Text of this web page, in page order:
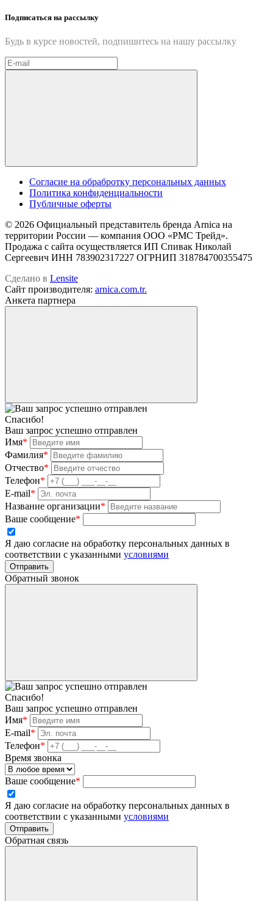
Подписаться на рассылку
Будь в курсе новостей, подпишитесь на нашу рассылку
Cогласие на обрабротку персональных данных
Политика конфиденциальности
Публичные оферты
© 2026 Официальный представитель бренда Arnica на
территории России — компания OOO «РМС Трейд».
Продажа с сайта осуществляется ИП Спивак Николай
Сергеевич ИНН 783902317227 ОГРНИП 318784700355475
Сделано в Lensite
Сайт производителя: arnica.com.tr.
Анкета партнера
Спасибо!
Ваш запрос успешно отправлен
Имя*
Фамилия*
Отчество*
Телефон*
E-mail*
Название организации*
Ваше сообщение*
Я даю согласие на обработку персональных данных в
соответствии с указанными условиями
Отправить
Обратный звонок
Спасибо!
Ваш запрос успешно отправлен
Имя*
E-mail*
Телефон*
Время звонка
Ваше сообщение*
Я даю согласие на обработку персональных данных в
соответствии с указанными условиями
Отправить
Обратная связь